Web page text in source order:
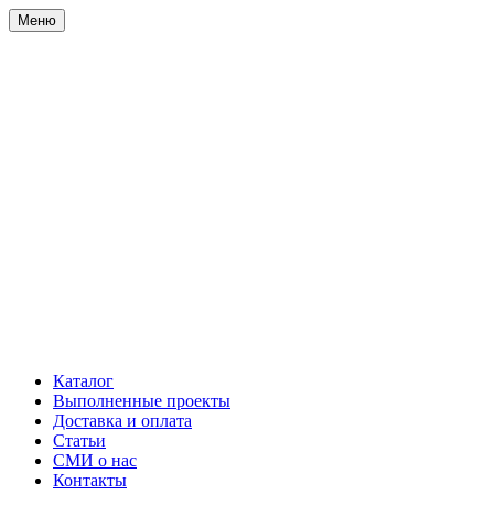
Меню
Каталог
Выполненные проекты
Доставка и оплата
Статьи
СМИ о нас
Контакты